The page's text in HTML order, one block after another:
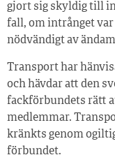
gjort sig skyldig till
fall, om intrånget
nödvändigt av
Transport har
och hävdar att den
fackförbundets rätt
medlemmar.
kränkts genom
förbundet.